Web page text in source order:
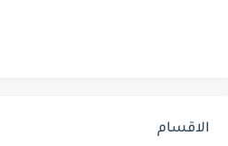
الاقسام